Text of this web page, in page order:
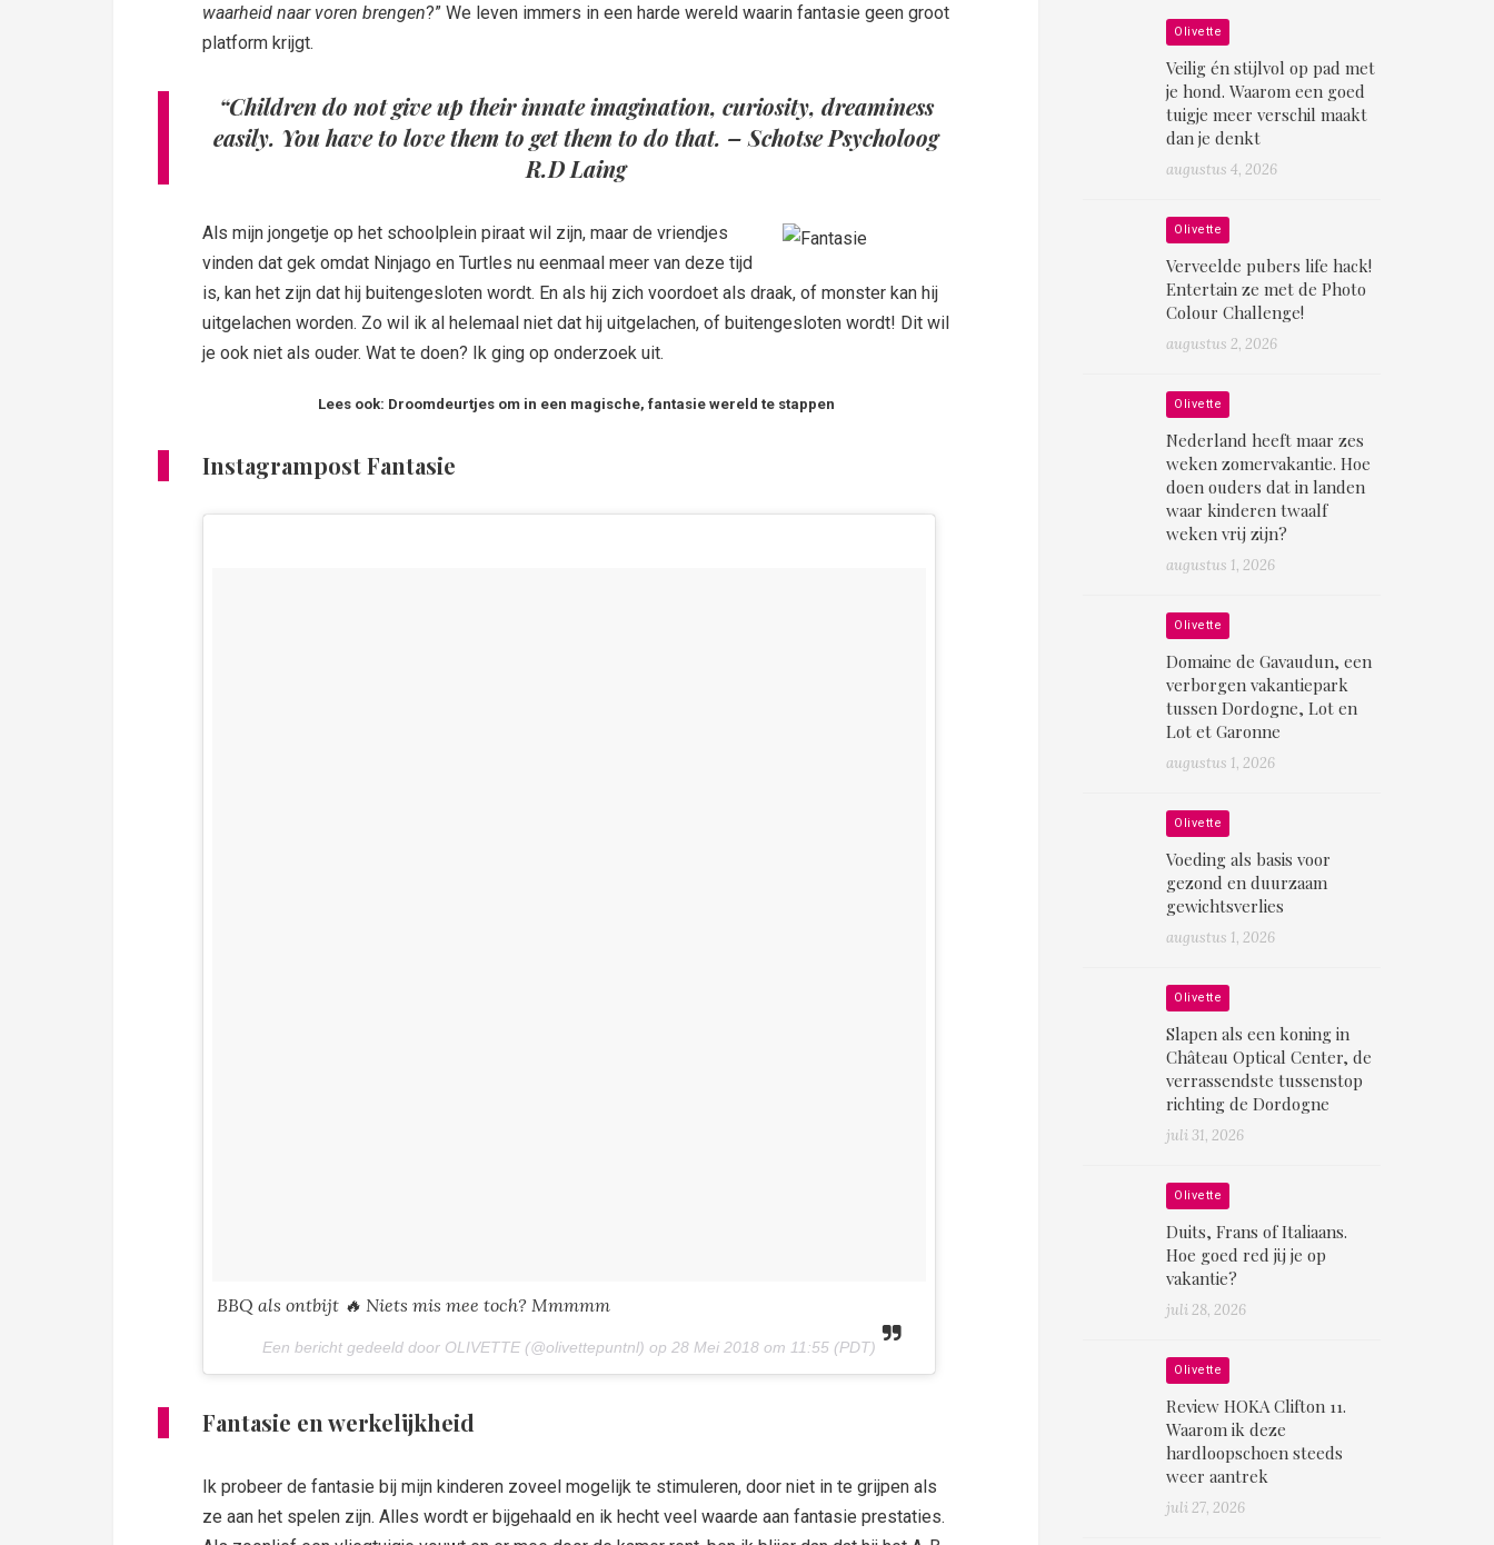
waarheid naar voren brengen?” We leven immers in een harde wereld waarin fantasie geen groot
platform krijgt.
“Children do not give up their innate imagination, curiosity, dreaminess
easily. You have to love them to get them to do that. – Schotse Psycholoog
R.D Laing
Als mijn jongetje op het schoolplein piraat wil zijn, maar de vriendjes
vinden dat gek omdat Ninjago en Turtles nu eenmaal meer van deze tijd
is, kan het zijn dat hij buitengesloten wordt. En als hij zich voordoet als draak, of monster kan hij
uitgelachen worden. Zo wil ik al helemaal niet dat hij uitgelachen, of buitengesloten wordt! Dit wil
je ook niet als ouder. Wat te doen? Ik ging op onderzoek uit.
Lees ook: Droomdeurtjes om in een magische, fantasie wereld te stappen
Instagrampost Fantasie
BBQ als ontbijt 🔥 Niets mis mee toch? Mmmmm
Een bericht gedeeld door OLIVETTE (@olivettepuntnl) op 28 Mei 2018 om 11:55 (PDT)
Fantasie en werkelijkheid
Ik probeer de fantasie bij mijn kinderen zoveel mogelijk te stimuleren, door niet in te grijpen als
ze aan het spelen zijn. Alles wordt er bijgehaald en ik hecht veel waarde aan fantasie prestaties.
Olivette
Veilig én stijlvol op pad met
je hond. Waarom een goed
tuigje meer verschil maakt
dan je denkt
augustus 4, 2026
Olivette
Verveelde pubers life hack!
Entertain ze met de Photo
Colour Challenge!
augustus 2, 2026
Olivette
Nederland heeft maar zes
weken zomervakantie. Hoe
doen ouders dat in landen
waar kinderen twaalf
weken vrij zijn?
augustus 1, 2026
Olivette
Domaine de Gavaudun, een
verborgen vakantiepark
tussen Dordogne, Lot en
Lot et Garonne
augustus 1, 2026
Olivette
Voeding als basis voor
gezond en duurzaam
gewichtsverlies
augustus 1, 2026
Olivette
Slapen als een koning in
Château Optical Center, de
verrassendste tussenstop
richting de Dordogne
juli 31, 2026
Olivette
Duits, Frans of Italiaans.
Hoe goed red jij je op
vakantie?
juli 28, 2026
Olivette
Review HOKA Clifton 11.
Waarom ik deze
hardloopschoen steeds
weer aantrek
juli 27, 2026